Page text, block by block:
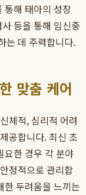
통해 태아의 성장
등을 통해 임신중
는 데 주력합니다.
맞춤 케어
체적, 심리적 어려
공합니다. 최신 초
요한 경우 각 분야
정적으로 관리합
한 두려움을 느끼는